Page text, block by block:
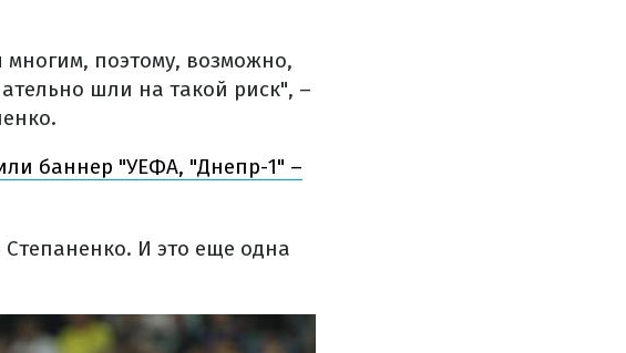
поэтому, возможно,
шли на такой риск", –
баннер "УЕФА, "Днепр-1" –
Степаненко. И это еще одна